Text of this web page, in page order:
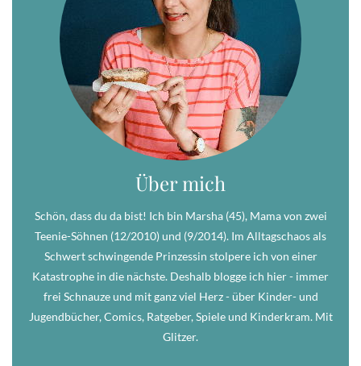
Über mich
Schön, dass du da bist! Ich bin Marsha (45), Mama von zwei
Teenie-Söhnen (12/2010) und (9/2014). Im Alltagschaos als
Schwert schwingende Prinzessin stolpere ich von einer
Katastrophe in die nächste. Deshalb blogge ich hier - immer
frei Schnauze und mit ganz viel Herz - über Kinder- und
Jugendbücher, Comics, Ratgeber, Spiele und Kinderkram. Mit
Glitzer.